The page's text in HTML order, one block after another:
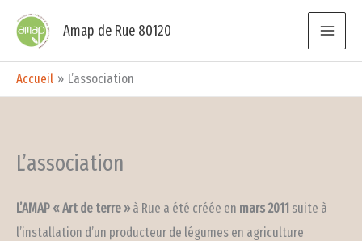
contenu
Amap de Rue 80120
Accueil L’association
L’association
L’AMAP « Art de terre » à Rue a été créée en mars 2011 suite à
l’installation d’un producteur de légumes en agriculture